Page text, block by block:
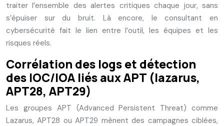
traiter l’ensemble des alertes critiques chaque jour, sans
s’épuiser sur du bruit. Là encore, le consultant en
cybersécurité fait le lien entre l’outil, les équipes et les
risques réels.
Corrélation des logs et détection
des IOC/IOA liés aux APT (lazarus,
APT28, APT29)
Les groupes APT (Advanced Persistent Threat) comme
Lazarus, APT28 ou APT29 mènent des campagnes ciblées,